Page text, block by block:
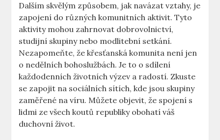
Dalším skvělým způsobem, jak navázat vztahy, je
zapojení do různých komunitních aktivit. Tyto
aktivity mohou zahrnovat dobrovolnictví,
studijní skupiny nebo modlitební setkání.
Nezapomeňte, že křesťanská komunita není jen
o nedělních bohoslužbách. Je to o sdílení
každodenních životních výzev a radostí. Zkuste
se zapojit na sociálních sítích, kde jsou skupiny
zaměřené na víru. Můžete objevit, že spojení s
lidmi ze všech koutů republiky obohatí váš
duchovní život.